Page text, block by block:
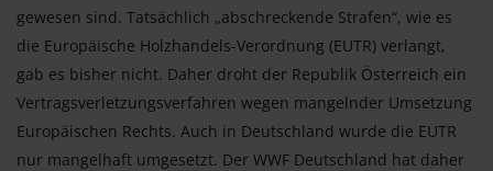
gewesen sind. Tatsächlich „abschreckende Strafen“, wie es
die Europäische Holzhandels-Verordnung (EUTR) verlangt,
gab es bisher nicht. Daher droht der Republik Österreich ein
Vertragsverletzungsverfahren wegen mangelnder Umsetzung
Europäischen Rechts. Auch in Deutschland wurde die EUTR
nur mangelhaft umgesetzt. Der WWF Deutschland hat daher